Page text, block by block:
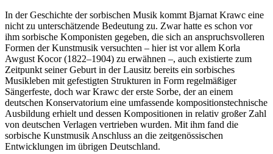
In der Geschichte der sorbischen Musik kommt Bjarnat Krawc eine
nicht zu unterschätzende Bedeutung zu. Zwar hatte es schon vor
ihm sorbische Komponisten gegeben, die sich an anspruchsvolleren
Formen der Kunstmusik versuchten – hier ist vor allem Korla
Awgust Kocor (1822–1904) zu erwähnen –, auch existierte zum
Zeitpunkt seiner Geburt in der Lausitz bereits ein sorbisches
Musikleben mit gefestigten Strukturen in Form regelmäßiger
Sängerfeste, doch war Krawc der erste Sorbe, der an einem
deutschen Konservatorium eine umfassende kompositionstechnische
Ausbildung erhielt und dessen Kompositionen in relativ großer Zahl
von deutschen Verlagen vertrieben wurden. Mit ihm fand die
sorbische Kunstmusik Anschluss an die zeitgenössischen
Entwicklungen im übrigen Deutschland.